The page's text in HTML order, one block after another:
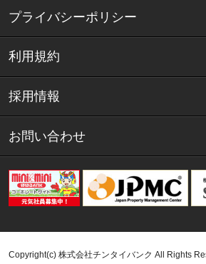
プライバシーポリシー
利用規約
採用情報
お問い合わせ
Copyright(c) 株式会社チンタイバンク All Rights